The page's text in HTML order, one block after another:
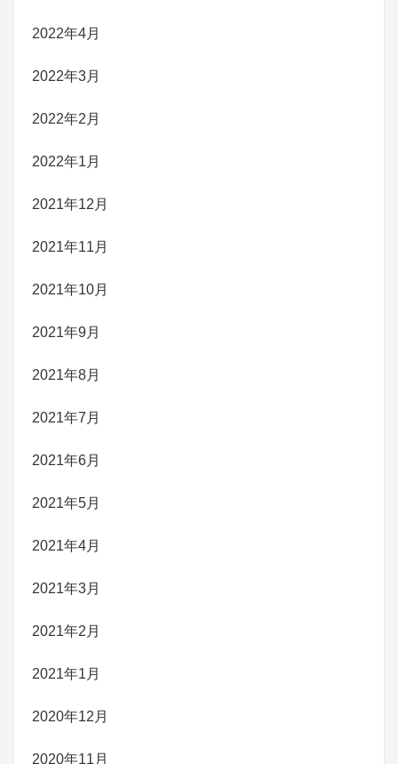
2022年4月
2022年3月
2022年2月
2022年1月
2021年12月
2021年11月
2021年10月
2021年9月
2021年8月
2021年7月
2021年6月
2021年5月
2021年4月
2021年3月
2021年2月
2021年1月
2020年12月
2020年11月